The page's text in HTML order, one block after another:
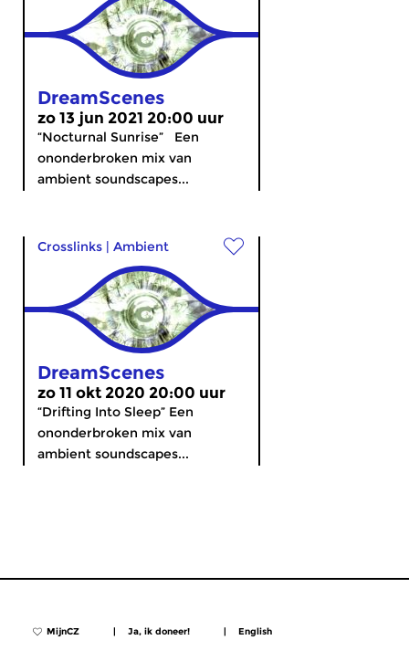
DreamScenes
zo 13 jun 2021 20:00 uur
“Nocturnal Sunrise” Een
ononderbroken mix van
ambient soundscapes...
Crosslinks | Ambient
DreamScenes
zo 11 okt 2020 20:00 uur
“Drifting Into Sleep” Een
ononderbroken mix van
ambient soundscapes...
MijnCZ | Ja, ik doneer! | English